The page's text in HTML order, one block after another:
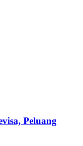
Peluang